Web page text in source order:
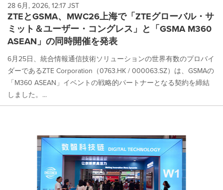
28 6月, 2026, 12:17 JST
ZTEとGSMA、MWC26上海で「ZTEグローバル・サ
ミット＆ユーザー・コングレス」と「GSMA M360
ASEAN」の同時開催を発表
6月25日、統合情報通信技術ソリューションの世界有数のプロバイ
ダーであるZTE Corporation（0763.HK / 000063.SZ）は、GSMAの
「M360 ASEAN」イベントの戦略的パートナーとなる契約を締結
しました。...